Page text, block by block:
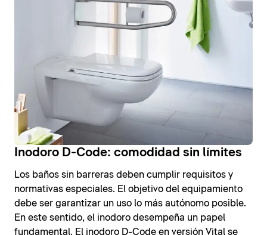
Inodoro D-Code: comodidad sin límites
Los baños sin barreras deben cumplir requisitos y
normativas especiales. El objetivo del equipamiento
debe ser garantizar un uso lo más autónomo posible.
En este sentido, el inodoro desempeña un papel
fundamental. El inodoro D-Code en versión Vital se